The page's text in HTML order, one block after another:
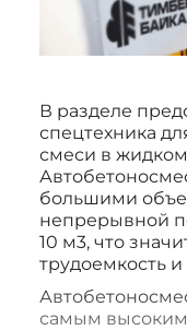
В разделе
спецтехника
смеси в жидком
большими
непрерывной
10 м3, что
трудоемкость
самым высоким